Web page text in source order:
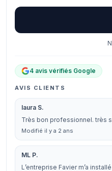
4 avis vérifiés Google
AVIS CLIENTS
laura S.
Très bon professionnel. très
Modifié il y a 2 ans
ML P.
L’entreprise Favier m’a